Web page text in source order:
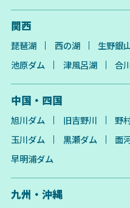
関西
琵琶湖 西の湖 生野銀
池原ダム
津風呂湖 合
中国・四国
旭川ダム 旧吉野川 野
玉川ダム
黒瀬ダム 面
早明浦ダム
九州・沖縄